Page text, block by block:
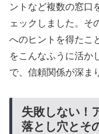
ントなど複数の窓口
ェックしました。そ
へのヒントを得たこ
をこんなふうに活か
で、信頼関係が深ま
失敗しない！
落とし穴とそ